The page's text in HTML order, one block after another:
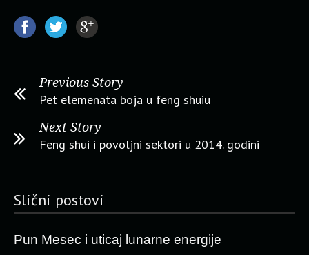
Previous Story
Pet elemenata boja u feng shuiu
Next Story
Feng shui i povoljni sektori u 2014. godini
Slični postovi
Pun Mesec i uticaj lunarne energije